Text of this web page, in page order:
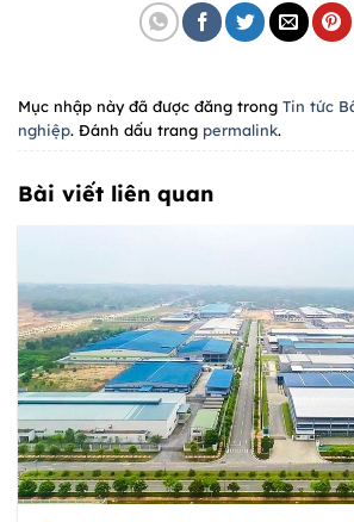
Mục nhập này đã được đăng trong Tin tức
nghiệp. Đánh dấu trang permalink.
Bài viết liên quan